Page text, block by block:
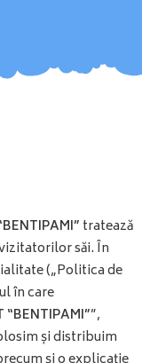
tratează
săi. În
(„Politica de
în care
“BENTIPAMI””,
și distribuim